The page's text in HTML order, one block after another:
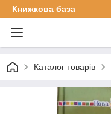
Книжкова база
Каталог товарів